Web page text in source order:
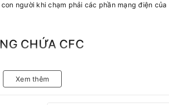
người khi chạm phải các phần mạng điện của
CHỨA CFC
thất năng lượng
Xem thêm